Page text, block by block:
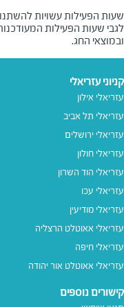
שעות הפעילות עשויות
לגבי שעות הפעילות
ובמוצאי החג.
קניוני עזריאלי
עזריאלי אילון
עזריאלי תל אביב
עזריאלי ירושלים
עזריאלי חולון
עזריאלי הוד השרון
עזריאלי עכו
עזריאלי מודיעין
עזריאלי אאוטלט הרצליה
עזריאלי חיפה
עזריאלי אאוטלט אור יהודה
קישורים נוספים